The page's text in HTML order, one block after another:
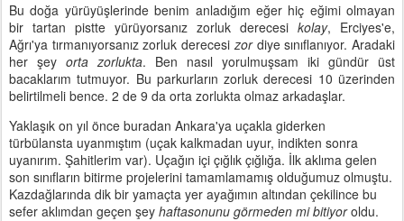
Bu doğa yürüyüşlerinde benim anladığım eğer hiç eğimi olmayan
bir tartan pistte yürüyorsanız zorluk derecesi kolay, Erciyes'e,
Ağrı'ya tırmanıyorsanız zorluk derecesizordiye sınıflanıyor. Aradaki
her şey orta zorlukta. Ben nasıl yorulmuşsam iki gündür üst
bacaklarım tutmuyor. Bu parkurların zorluk derecesi 10 üzerinden
belirtilmeli bence. 2 de 9 da orta zorlukta olmaz arkadaşlar.
Yaklaşık on yıl önce buradan Ankara'ya uçakla giderken
türbülansta uyanmıştım (uçak kalkmadan uyur, indikten sonra
uyanırım. Şahitlerim var). Uçağın içi çığlık çığlığa. İlk aklıma gelen
son sınıfların bitirme projelerini tamamlamamış olduğumuz olmuştu.
Kazdağlarında dik bir yamaçta yer ayağımın altından çekilince bu
sefer aklımdan geçen şey haftasonunu görmeden mi bitiyoroldu.